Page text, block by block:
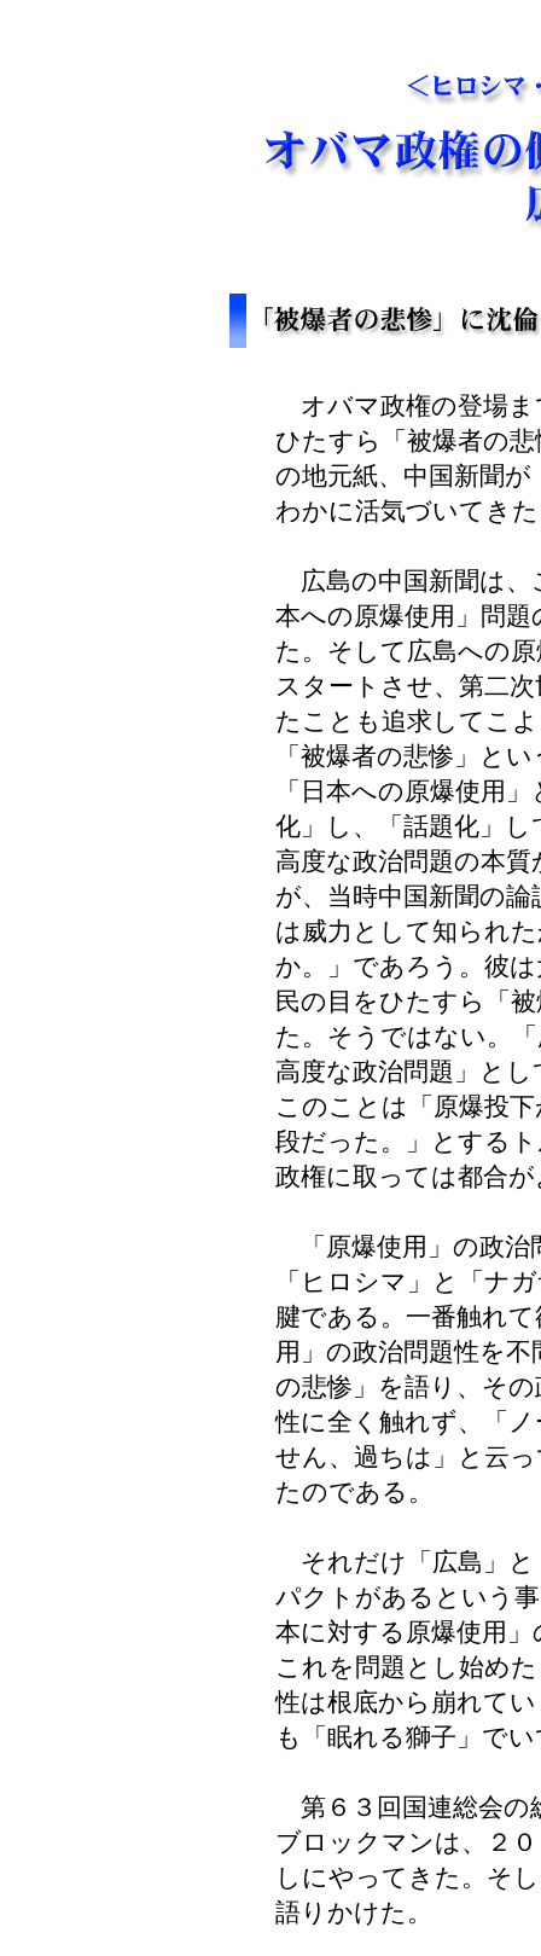
オバマ政権の登場ま
ひたすら「被爆者の
の地元紙、中国新聞
わかに活気づいてき
広島の中国新聞は、
本への原爆使用」問
た。そして広島への
スタートさせ、第二
たことも追求してこ
「被爆者の悲惨」と
「日本への原爆使用
化」し、「話題化」
高度な政治問題の本
が、当時中国新聞の
は威力として知られ
か。」であろう。彼
民の目をひたすら「
た。そうではない。
高度な政治問題」と
このことは「原爆投
段だった。」とする
政権に取っては都合
「原爆使用」の政治
「ヒロシマ」と「ナ
腱である。一番触れ
用」の政治問題性を
の悲惨」を語り、そ
性に全く触れず、「
せん、過ちは」と云
たのである。
それだけ「広島」と
パクトがあるという
本に対する原爆使用
これを問題とし始め
性は根底から崩れて
も「眠れる獅子」で
第６３回国連総会の
ブロックマンは、２
しにやってきた。そ
語りかけた。